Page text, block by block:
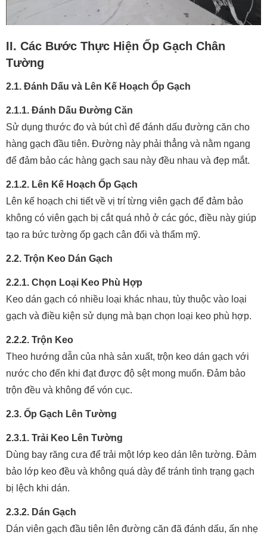
II. Các Bước Thực Hiện Ốp Gạch Chân
Tường
2.1. Đánh Dấu và Lên Kế Hoạch Ốp Gạch
2.1.1. Đánh Dấu Đường Căn
Sử dụng thước đo và bút chì để đánh dấu đường căn cho
hàng gạch đầu tiên. Đường này phải thẳng và nằm ngang
để đảm bảo các hàng gạch sau này đều nhau và đẹp mắt.
2.1.2. Lên Kế Hoạch Ốp Gạch
Lên kế hoạch chi tiết về vị trí từng viên gạch để đảm bảo
không có viên gạch bị cắt quá nhỏ ở các góc, điều này giúp
tạo ra bức tường ốp gạch cân đối và thẩm mỹ.
2.2. Trộn Keo Dán Gạch
2.2.1. Chọn Loại Keo Phù Hợp
Keo dán gạch có nhiều loại khác nhau, tùy thuộc vào loại
gạch và điều kiện sử dụng mà bạn chọn loại keo phù hợp.
2.2.2. Trộn Keo
Theo hướng dẫn của nhà sản xuất, trộn keo dán gạch với
nước cho đến khi đạt được độ sệt mong muốn. Đảm bảo
trộn đều và không để vón cục.
2.3. Ốp Gạch Lên Tường
2.3.1. Trải Keo Lên Tường
Dùng bay răng cưa để trải một lớp keo dán lên tường. Đảm
bảo lớp keo đều và không quá dày để tránh tình trạng gạch
bị lệch khi dán.
2.3.2. Dán Gạch
Dán viên gạch đầu tiên lên đường căn đã đánh dấu, ấn nhẹ